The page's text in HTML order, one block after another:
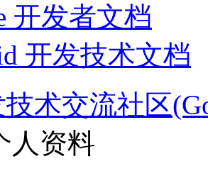
开发者文档
开发技术文档
术交流社区
人资料